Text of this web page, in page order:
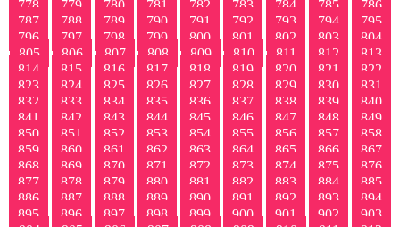
778
779 780 781 782 783 784 785
786
787
788 789 790 791 792 793 794
795
796
797 798 799 800 801 802 803
804
805
806 807 808 809 810 811 812
813
814
815 816 817 818 819 820 821
822
823
824 825 826 827 828 829 830
831
832
833 834 835 836 837 838 839
840
841
842 843 844 845 846 847 848
849
850
851 852 853 854 855 856 857
858
859
860 861 862 863 864 865 866
867
868
869 870 871 872 873 874 875
876
877
878 879 880 881 882 883 884
885
886
887 888 889 890 891 892 893
894
895
896 897 898 899 900 901 902
903